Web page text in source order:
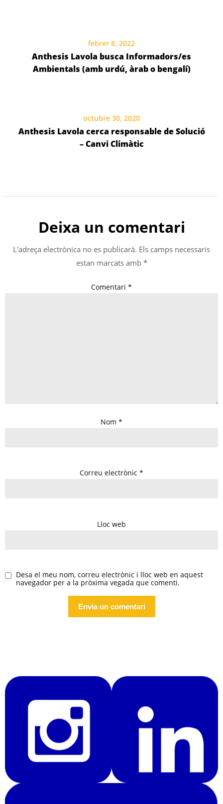
febrer 8, 2022
Anthesis Lavola busca Informadors/es
Ambientals (amb urdú, àrab o bengalí)
octubre 30, 2020
Anthesis Lavola cerca responsable de Solució
– Canvi Climàtic
Deixa un comentari
L'adreça electrònica no es publicarà. Els camps necessaris
estan marcats amb *
Comentari *
Nom *
Correu electrònic *
Lloc web
Desa el meu nom, correu electrònic i lloc web en aquest
navegador per a la pròxima vegada que comenti.